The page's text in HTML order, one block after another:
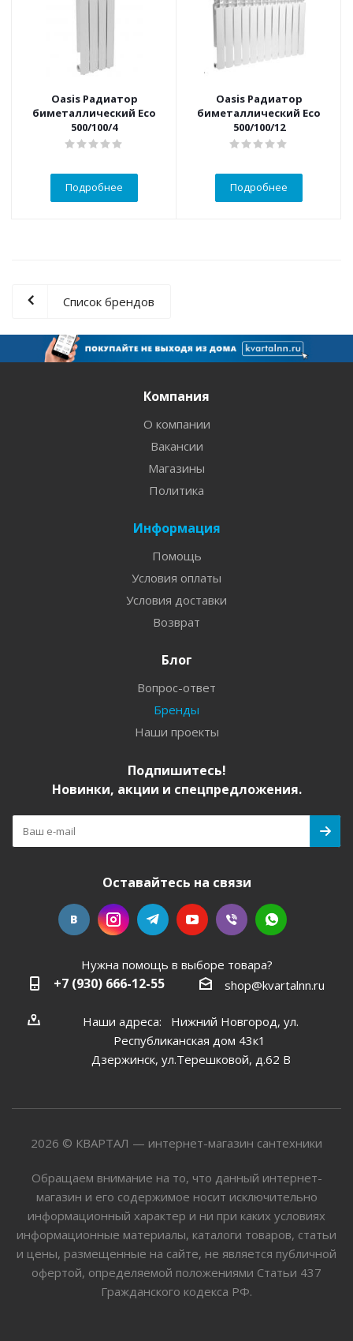
Oasis Радиатор
биметаллический Eco
500/100/4
Подробнее
Oasis Радиатор
биметаллический Eco
500/100/12
Подробнее
Список брендов
Компания
О компании
Вакансии
Магазины
Политика
Информация
Помощь
Условия оплаты
Условия доставки
Возврат
Блог
Вопрос-ответ
Бренды
Наши проекты
Подпишитесь!
Новинки, акции и спецпредложения.
Оставайтесь на связи
Нужна помощь в выборе товара?
+7 (930) 666-12-55 shop@kvartalnn.ru
Наши адреса: Нижний Новгород, ул.
Республиканская дом 43к1
Дзержинск, ул.Терешковой, д.62 В
2026 © КВАРТАЛ — интернет-магазин сантехники
Обращаем внимание на то, что данный интернет-
магазин и его содержимое носит исключительно
информационный характер и ни при каких условиях
информационные материалы, каталоги товаров, статьи
и цены, размещенные на сайте, не является публичной
офертой, определяемой положениями Статьи 437
Гражданского кодекса РФ.